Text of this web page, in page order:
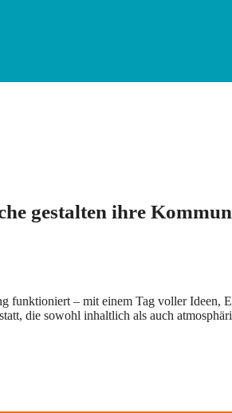
gestalten ihre
funktioniert – mit einem Tag voller Ideen,
die sowohl inhaltlich als auch